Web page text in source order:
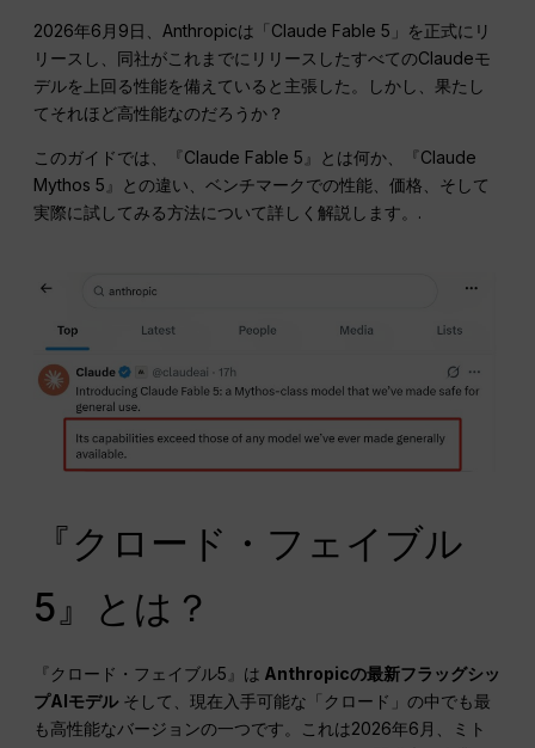
2026年6月9日、Anthropicは「Claude Fable 5」を正式にリ
リースし、同社がこれまでにリリースしたすべてのClaudeモ
デルを上回る性能を備えていると主張した。しかし、果たし
てそれほど高性能なのだろうか？
このガイドでは、『Claude Fable 5』とは何か、『Claude
Mythos 5』との違い、ベンチマークでの性能、価格、そして
実際に試してみる方法について詳しく解説します。.
『クロード・フェイブル
5』とは？
『クロード・フェイブル5』は Anthropicの最新フラッグシッ
プAIモデルそして、現在入手可能な「クロード」の中でも最
も高性能なバージョンの一つです。これは2026年6月、ミト